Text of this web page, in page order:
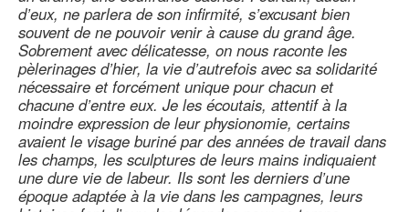
d’eux, ne parlera de son infirmité, s’excusant bien
souvent de ne pouvoir venir à cause du grand âge.
Sobrement avec délicatesse, on nous raconte les
pèlerinages d’hier, la vie d’autrefois avec sa solidarité
nécessaire et forcément unique pour chacun et
chacune d’entre eux. Je les écoutais, attentif à la
moindre expression de leur physionomie, certains
avaient le visage buriné par des années de travail dans
les champs, les sculptures de leurs mains indiquaient
une dure vie de labeur. Ils sont les derniers d’une
époque adaptée à la vie dans les campagnes, leurs